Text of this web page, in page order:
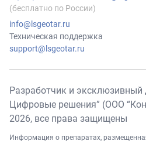
(бесплатно по России)
info@lsgeotar.ru
Техническая поддержка
support@lsgeotar.ru
Разработчик и
Цифровые решения” (ООО
2026, все права защищены
Информация о препаратах,